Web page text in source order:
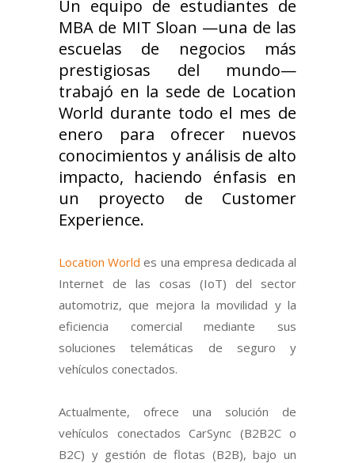
Un equipo de estudiantes de
MBA de MIT Sloan —una de las
escuelas de negocios más
prestigiosas del mundo—
trabajó en la sede de Location
World durante todo el mes de
enero para ofrecer nuevos
conocimientos y análisis de alto
impacto, haciendo énfasis en
un proyecto de Customer
Experience.
Location World es una empresa dedicada al
Internet de las cosas (IoT) del sector
automotriz, que mejora la movilidad y la
eficiencia comercial mediante sus
soluciones telemáticas de seguro y
vehículos conectados.
Actualmente, ofrece una solución de
vehículos conectados CarSync (B2B2C o
B2C) y gestión de flotas (B2B), bajo un